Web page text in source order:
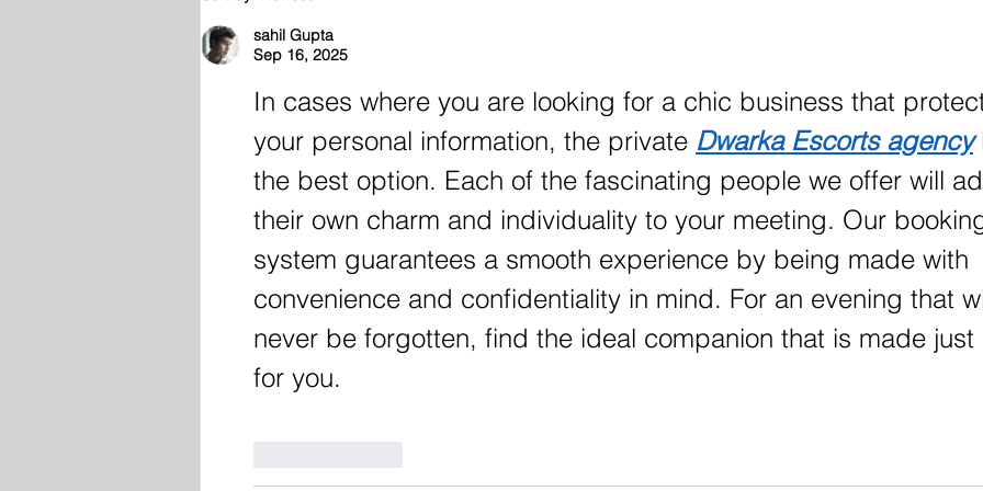
sahil Gupta
Sep 16, 2025
In cases where you are looking for a chic business that
your personal information, the private Dwarka Escorts agency
the best option. Each of the fascinating people we offer will
their own charm and individuality to your meeting. Our
system guarantees a smooth experience by being made with
convenience and confidentiality in mind. For an evening that
never be forgotten, find the ideal companion that is made just
for you.